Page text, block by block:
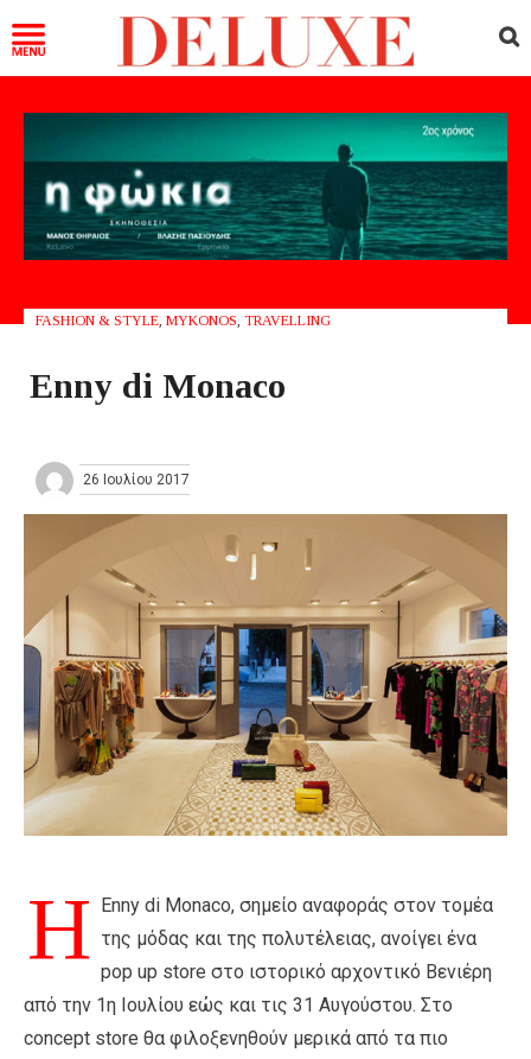
FASHION & STYLE MYKONOS TRAVELLING
Enny di Monaco
26 Ιουλίου 2017
Η Enny di Monaco, σημείο αναφοράς στον τομέα
της μόδας και της πολυτέλειας, ανοίγει ένα
pop up store στο ιστορικό αρχοντικό Βενιέρη
από την 1η Ιουλίου εώς και τις 31 Αυγούστου. Στο
concept store θα φιλοξενηθούν μερικά από τα πιο